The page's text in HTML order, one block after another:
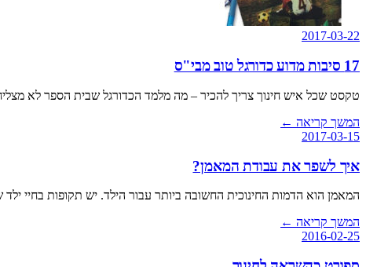
2017-03-22
17 סיבות מדוע כדורגל טוב מבי"ס
טקסט שכל איש חינוך צריך להכיר – מה מלמד הכדורגל שבית הספר לא
המשך קריאה ←
2017-03-15
איך לשפר את עבודת המאמן?
המאמן הוא הדמות החינוכית החשובה ביותר עבור הילד. יש תקופות בחיי
המשך קריאה ←
2016-02-25